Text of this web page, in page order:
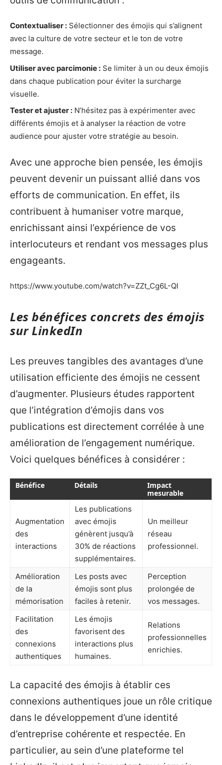
Contextualiser : Sélectionner des émojis qui s’alignent
avec la culture de votre secteur et le ton de votre
message.
Utiliser avec parcimonie : Se limiter à un ou deux émojis
dans chaque publication pour éviter la surcharge
visuelle.
Tester et ajuster : N’hésitez pas à expérimenter avec
différents émojis et à analyser la réaction de votre
audience pour ajuster votre stratégie au besoin.
Avec une approche bien pensée, les émojis
peuvent devenir un puissant allié dans vos
efforts de communication. En effet, ils
contribuent à humaniser votre marque,
enrichissant ainsi l’expérience de vos
interlocuteurs et rendant vos messages plus
engageants.
https://www.youtube.com/watch?v=ZZt_Cg6L-QI
Les bénéfices concrets des émojis
sur LinkedIn
Les preuves tangibles des avantages d’une
utilisation efficiente des émojis ne cessent
d’augmenter. Plusieurs études rapportent
que l’intégration d’émojis dans vos
publications est directement corrélée à une
amélioration de l’engagement numérique.
Voici quelques bénéfices à considérer :
Bénéfice Détails
Impact
mesurable
Augmentation
des
interactions
Les publications
avec émojis
génèrent jusqu’à
30% de réactions
supplémentaires.
Un meilleur
réseau
professionnel.
Amélioration
de la
mémorisation
Les posts avec
émojis sont plus
faciles à retenir.
Perception
prolongée de
vos messages.
Facilitation
des
connexions
authentiques
Les émojis
favorisent des
interactions plus
humaines.
Relations
professionnelles
enrichies.
La capacité des émojis à établir ces
connexions authentiques joue un rôle critique
dans le développement d’une identité
d’entreprise cohérente et respectée. En
particulier, au sein d’une plateforme tel